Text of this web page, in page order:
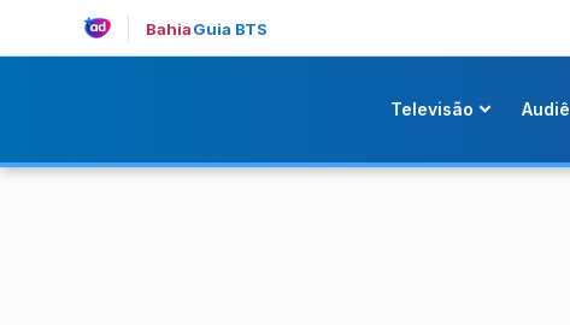
BahiaGuia BTS
Televisão